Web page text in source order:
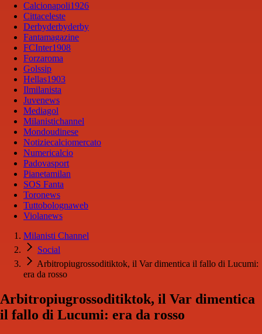
Calcionapoli1926
Cittaceleste
Derbyderbyderby
Fantamagazine
FCInter1908
Forzaroma
Golssip
Hellas1903
Ilmilanista
Juvenews
Mediagol
Milanistichannel
Mondoudinese
Notiziecalciomercato
Numericalcio
Padovasport
Pianetamilan
SOS Fanta
Toronews
Tuttobolognaweb
Violanews
Milanisti Channel
Social
Arbitropiugrossoditiktok, il Var dimentica il fallo di Lucumi:
era da rosso
Arbitropiugrossoditiktok, il Var dimentica
il fallo di Lucumi: era da rosso